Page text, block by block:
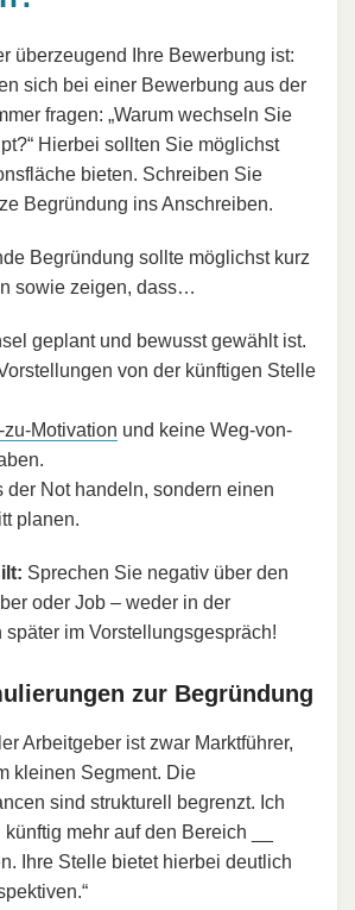
überzeugend Ihre Bewerbung ist:
sich bei einer Bewerbung aus der
fragen: „Warum wechseln Sie
Hierbei sollten Sie möglichst
bieten. Schreiben Sie
Begründung ins Anschreiben.
Begründung sollte möglichst kurz
sowie zeigen, dass…
geplant und bewusst gewählt ist.
von der künftigen Stelle
zu-Motivation und keine Weg-von-
der Not handeln, sondern einen
planen.
Sprechen Sie negativ über den
oder Job – weder in der
später im Vorstellungsgespräch!
zur Begründung
Arbeitgeber ist zwar Marktführer,
kleinen Segment. Die
sind strukturell begrenzt. Ich
mehr auf den Bereich __
Ihre Stelle bietet hierbei deutlich